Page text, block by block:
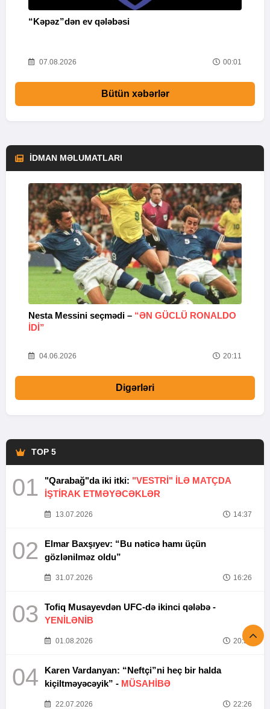
“Kəpəz”dən ev qələbəsi
07.08.2026 00:01
Bütün xəbərlər
İDMAN MƏLUMATLARI
Nesta Messini seçmədi – “ƏN GÜCLÜ RONALDO
IDI”
04.06.2026 20:11
Digərləri
TOP 5
01 "Qarabağ"da iki itki: "VESTRİ" İLƏ MATÇDA
İŞTİRAK ETMƏYƏCƏKLƏR
13.07.2026 14:37
02
Elmar Baxşıyev: “Bu nəticə hamı üçün
gözlənilməz oldu”
31.07.2026 16:26
03
Tofiq Musayevdən UFC-də ikinci qələbə -
YENİLƏNİB
01.08.2026 20:52
04
Karen Vardanyan: “Neftçi”ni heç bir halda
kiçiltməyəcəyik” - MÜSAHİBƏ
22.07.2026 22:26